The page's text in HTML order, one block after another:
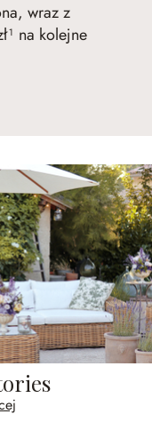
wraz z
na kolejne